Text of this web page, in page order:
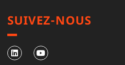
SUIVEZ-NOUS